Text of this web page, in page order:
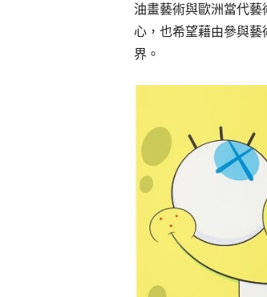
油畫藝術與歐洲當代
心，也希望藉由參與
界。